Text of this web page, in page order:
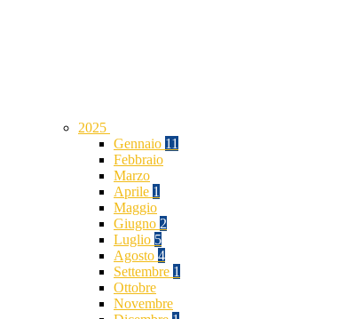
2025
Gennaio 11
Febbraio
Marzo
Aprile 1
Maggio
Giugno 2
Luglio 5
Agosto 4
Settembre 1
Ottobre
Novembre